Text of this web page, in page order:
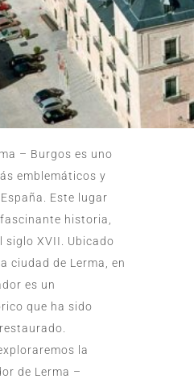
– Burgos es uno
emblemáticos y
Este lugar
historia,
siglo XVII. Ubicado
ciudad de Lerma, en
es un
que ha sido
la
de Lerma –